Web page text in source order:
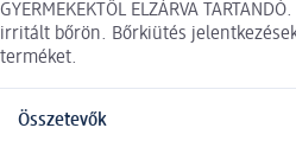
GYERMEKEKTŐL ELZÁRVA
irritált bőrön. Bőrkiütés
terméket.
Összetevők